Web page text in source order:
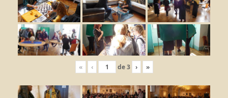
« ‹ de3 › »